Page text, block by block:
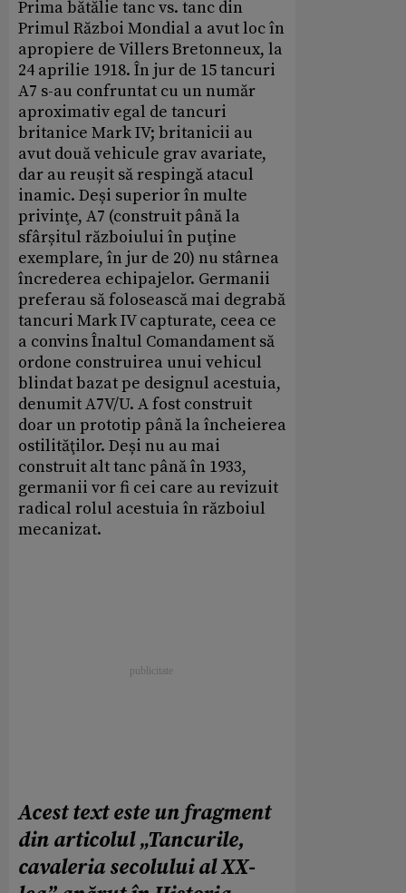
Prima bătălie tanc vs. tanc din
Primul Război Mondial a avut loc în
apropiere de Villers Bretonneux, la
24 aprilie 1918. În jur de 15 tancuri
A7 s-au confruntat cu un număr
aproximativ egal de tancuri
britanice Mark IV; britanicii au
avut două vehicule grav avariate,
dar au reușit să respingă atacul
inamic. Deși superior în multe
privinţe, A7 (construit până la
sfârșitul războiului în puţine
exemplare, în jur de 20) nu stârnea
încrederea echipajelor. Germanii
preferau să folosească mai degrabă
tancuri Mark IV capturate, ceea ce
a convins Înaltul Comandament să
ordone construirea unui vehicul
blindat bazat pe designul acestuia,
denumit A7V/U. A fost construit
doar un prototip până la încheierea
ostilităţilor. Deși nu au mai
construit alt tanc până în 1933,
germanii vor fi cei care au revizuit
radical rolul acestuia în războiul
mecanizat.
Acest text este un fragment
din articolul „Tancurile,
cavaleria secolului al XX-